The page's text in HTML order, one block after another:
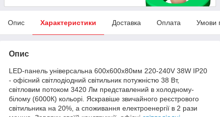
Опис Характеристики Доставка Оплата Умови
Опис
LED-панель універсальна 600х600х80мм 220-240V 38W IP20
- офісний світлодіодний світильник потужністю 38 Вт,
світловим потоком 3420 Лм представлений в холодному-
білому (6000К) кольорі. Яскравіше звичайного реєстрового
світильника на 20%, а споживання електроенергії в 2 рази